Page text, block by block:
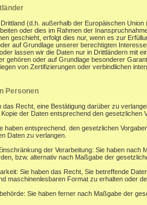
(d.h. außerhalb der Europäischen
oder dies im Rahmen der
geschieht, erfolgt dies nur, wenn es zur
auf Grundlage unserer berechtigten
lassen wir die Daten nur in Drittländern mit
gehören oder auf Grundlage besonderer
von Zertifizierungen oder verbindlichen
Personen
Recht, eine Bestätigung darüber zu
der Daten entsprechend den gesetzlichen
haben entsprechend. den gesetzlichen
Daten zu verlangen.
der Verarbeitung: Sie haben
bzw. alternativ nach Maßgabe der
Sie haben das Recht, Sie betreffende
maschinenlesbaren Format zu erhalten oder
Sie haben ferner nach Maßgabe der